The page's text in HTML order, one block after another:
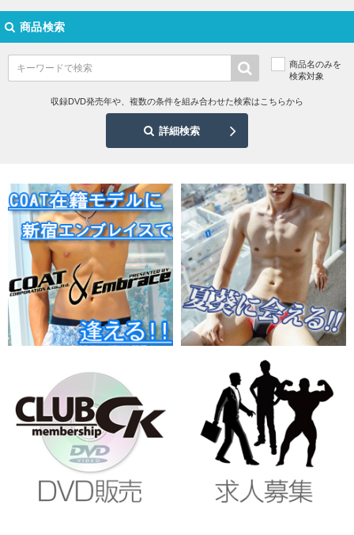
商品検索
商品名のみを
検索対象
収録DVD発売年や、複数の条件を組み合わせた検索はこちらから
詳細検索